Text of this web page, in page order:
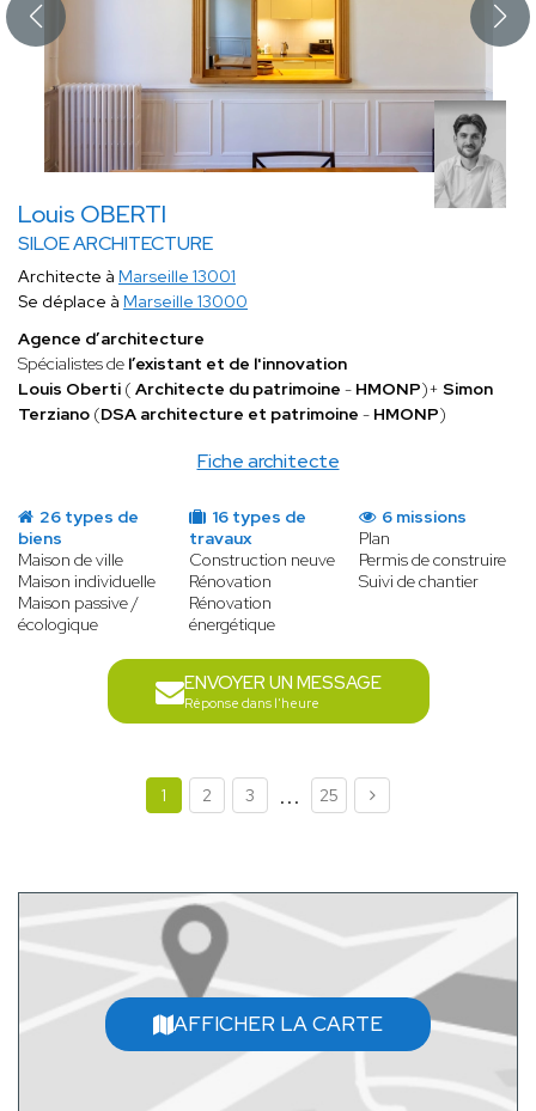
Louis OBERTI
SILOE ARCHITECTURE
Fiche architecte
Architecte à Marseille 13001
Se déplace à Marseille 13000
Agence d’architecture
Spécialistes de l’existant et de l'innovation
Louis Oberti ( Architecte du patrimoine - HMONP)+ Simon
Terziano (DSA architecture et patrimoine - HMONP)
26 types de
biens
Maison de ville
Maison individuelle
Maison passive /
écologique
16 types de
travaux
Construction neuve
Rénovation
Rénovation
énergétique
6 missions
Plan
Permis de construire
Suivi de chantier
ENVOYER UN MESSAGE
Réponse dans l'heure
1 2 3 ... 25
AFFICHER LA CARTE